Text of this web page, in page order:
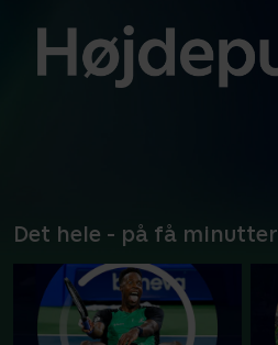
Det hele - på få minutter